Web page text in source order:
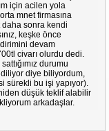
için acilen yola
mnet firmasına
daha sonra kendi
keşke önce
devam
civarı olurdu dedi.
durumu
diye biliyordum,
sürekli bu işi yapıyor).
düşük teklif alabilir
arkadaşlar.